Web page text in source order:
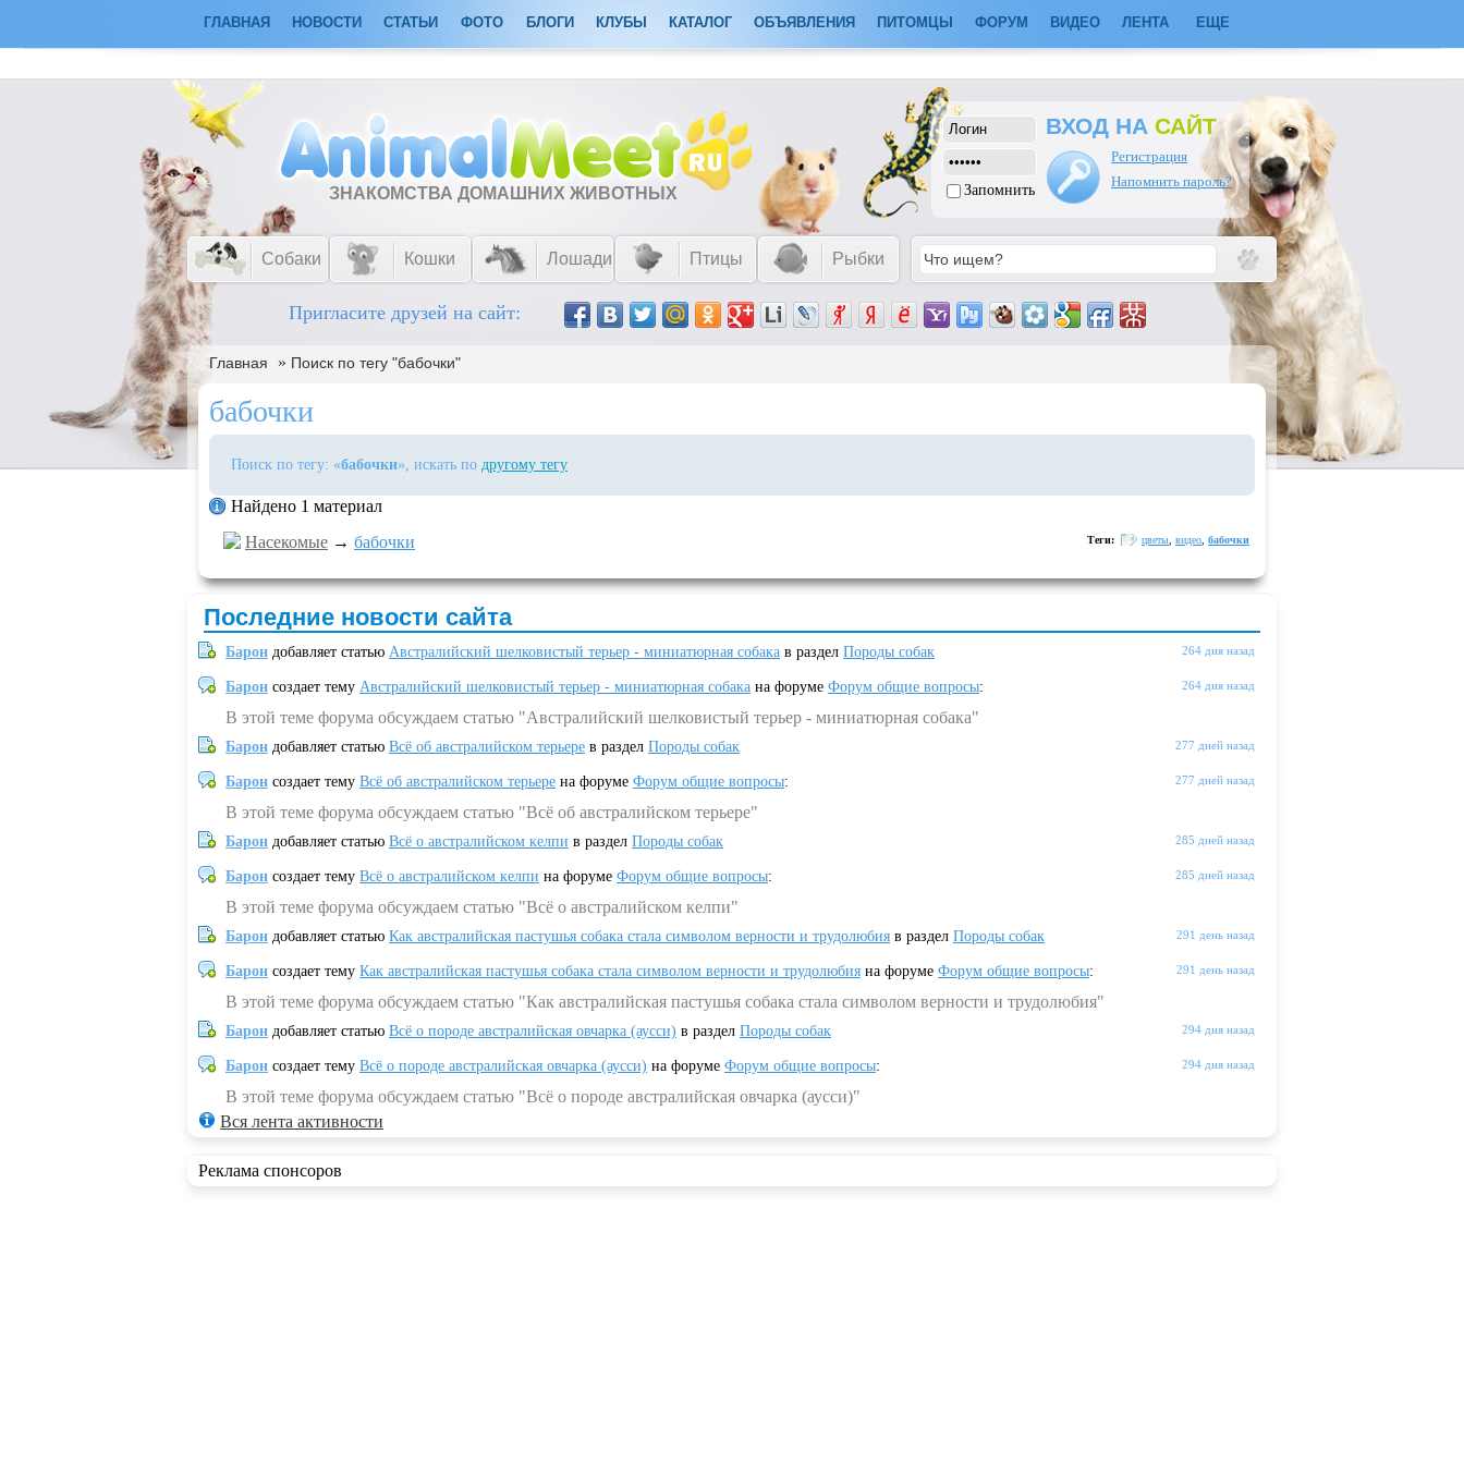
ГЛАВНАЯ НОВОСТИ СТАТЬИ ФОТО БЛОГИ КЛУБЫ КАТАЛОГ ОБЪЯВЛЕНИЯ ПИТОМЦЫ ФОРУМ ВИДЕО ЛЕНТА ЕЩЕ
ЗНАКОМСТВА ДОМАШНИХ ЖИВОТНЫХ Запомнить
ВХОД НА САЙТ
Регистрация
Напомнить пароль?
Собаки Кошки Лошади Птицы Рыбки
Пригласите друзей на сайт:
Главная » Поиск по тегу "бабочки"
бабочки
Поиск по тегу: «бабочки», искать по другому тегу
Найдено 1 материал
Насекомые → бабочки Теги: цветы видео бабочки
Последние новости сайта
264 дня назад
Барон добавляет статью Австралийский шелковистый терьер - миниатюрная собака в раздел Породы собак
264 дня назад
Барон создает тему Австралийский шелковистый терьер - миниатюрная собака на форуме Форум общие вопросы:
В этой теме форума обсуждаем статью "Австралийский шелковистый терьер - миниатюрная собака"
277 дней назад
Барон добавляет статью Всё об австралийском терьере в раздел Породы собак
277 дней назад
Барон создает тему Всё об австралийском терьере на форуме Форум общие вопросы:
В этой теме форума обсуждаем статью "Всё об австралийском терьере"
285 дней назад
Барон добавляет статью Всё о австралийском келпи в раздел Породы собак
285 дней назад
Барон создает тему Всё о австралийском келпи на форуме Форум общие вопросы:
В этой теме форума обсуждаем статью "Всё о австралийском келпи"
291 день назад
Барон добавляет статью Как австралийская пастушья собака стала символом верности и трудолюбия в раздел Породы собак
291 день назад
Барон создает тему Как австралийская пастушья собака стала символом верности и трудолюбия на форуме Форум общие вопросы:
В этой теме форума обсуждаем статью "Как австралийская пастушья собака стала символом верности и трудолюбия"
294 дня назад
Барон добавляет статью Всё о породе австралийская овчарка (аусси) в раздел Породы собак
294 дня назад
Барон создает тему Всё о породе австралийская овчарка (аусси) на форуме Форум общие вопросы:
В этой теме форума обсуждаем статью "Всё о породе австралийская овчарка (аусси)"
Вся лента активности
Реклама спонсоров